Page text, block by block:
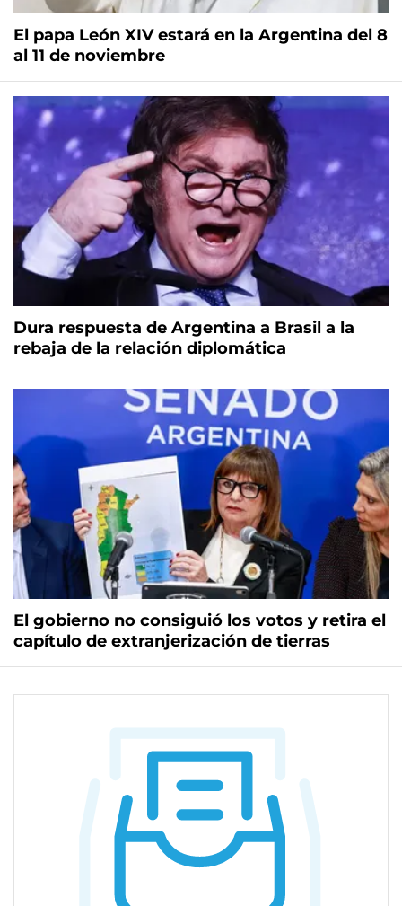
El papa León XIV estará en la Argentina del 8
al 11 de noviembre
Dura respuesta de Argentina a Brasil a la
rebaja de la relación diplomática
El gobierno no consiguió los votos y retira el
capítulo de extranjerización de tierras